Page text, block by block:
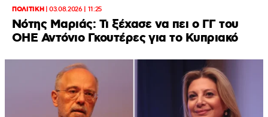
ΠΟΛΙΤΙΚΗ|03.08.2026 | 11:25
Νότης Μαριάς: Τι ξέχασε να πει ο ΓΓ του
ΟΗΕ Αντόνιο Γκουτέρες για το Κυπριακό